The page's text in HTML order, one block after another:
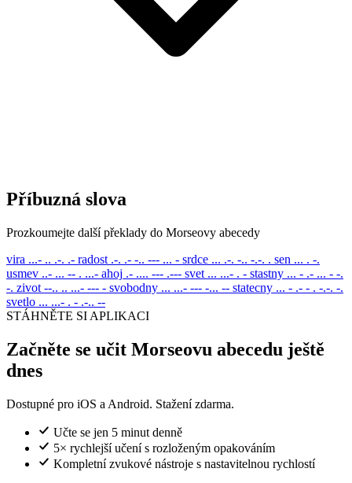
Příbuzná slova
Prozkoumejte další překlady do Morseovy abecedy
vira ...- .. .-. .- radost .-. .- -.. --- ... - srdce ... .-. -.. -.-. . sen ... . -.
usmev ..- ... -- . ...- ahoj .- .... --- .--- svet ... ...- . - stastny ... - .- ... - -.
-. zivot --.. .. ...- --- - svobodny ... ...- --- -... -- statecny ... - .- - . -.-. -.
svetlo ... ...- . - .-.. --
STÁHNĚTE SI APLIKACI
Začněte se učit Morseovu abecedu ještě
dnes
Dostupné pro iOS a Android. Stažení zdarma.
Učte se jen 5 minut denně
5× rychlejší učení s rozloženým opakováním
Kompletní zvukové nástroje s nastavitelnou rychlostí